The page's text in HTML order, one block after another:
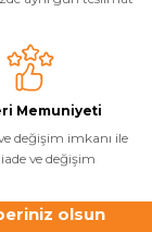
Memuniyeti
değişim imkanı ile
ve değişim
olsun